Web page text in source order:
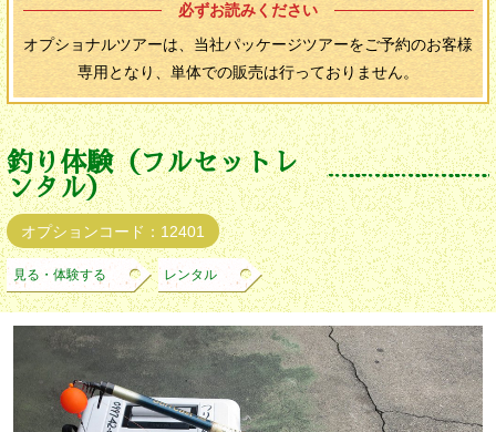
必ずお読みください
オプショナルツアーは、当社パッケージツアーをご予約のお客様
専用となり、単体での販売は行っておりません。
釣り体験（フルセットレ
ンタル）
オプションコード：12401
見る・体験する レンタル